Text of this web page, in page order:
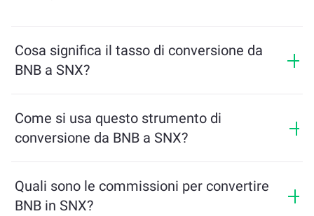
Cosa significa il tasso di conversione da
BNB a SNX?
cambio di BNB. Questo tasso varia in base alle
condizioni di mercato, all’offerta e alla domanda, e alla
Come si usa questo strumento di
conversione da BNB a SNX?
scambiare, e lo strumento calcolerà l’importo stimato
di SNX che riceverai. Poi segui i passaggi per
Quali sono le commissioni per convertire
BNB in SNX?